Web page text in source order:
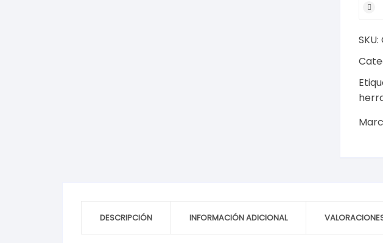
de
y
1/8
a
SKU:
DESCRIPCIÓN INFORMACIÓN ADICIONAL